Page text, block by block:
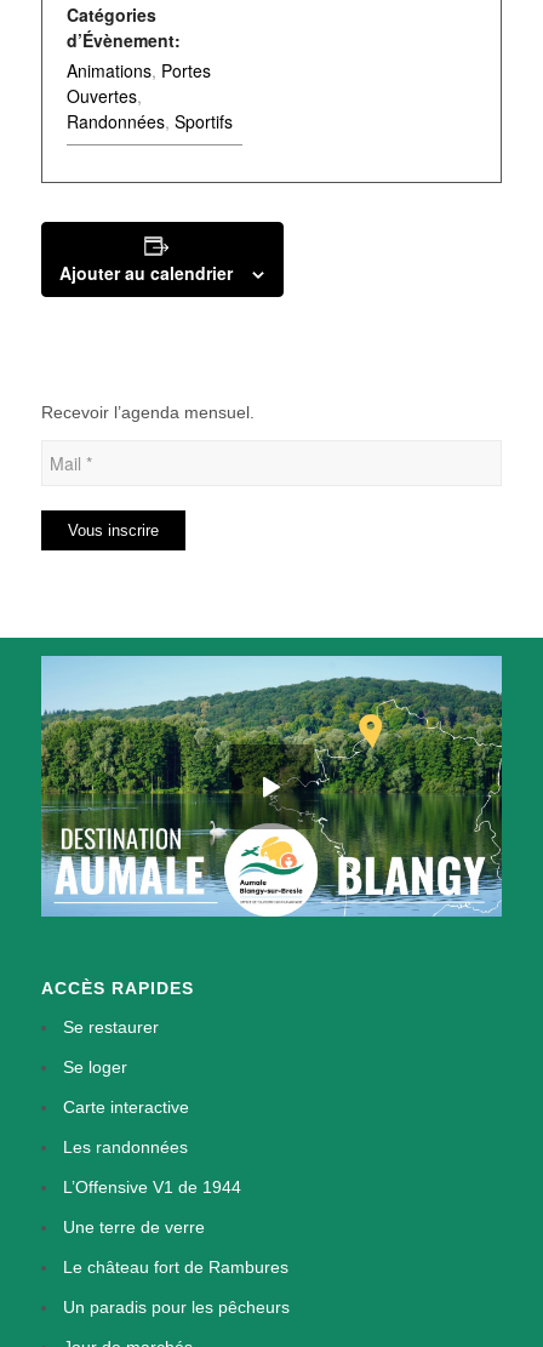
Catégories
d’Évènement:
Animations, Portes
Ouvertes,
Randonnées, Sportifs
Ajouter au calendrier
Recevoir l’agenda mensuel.
ACCÈS RAPIDES
Se restaurer
Se loger
Carte interactive
Les randonnées
L’Offensive V1 de 1944
Une terre de verre
Le château fort de Rambures
Un paradis pour les pêcheurs